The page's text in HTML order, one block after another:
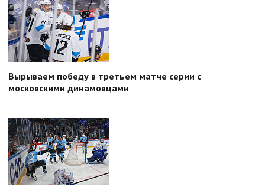
Вырываем победу в третьем матче серии с
московскими динамовцами